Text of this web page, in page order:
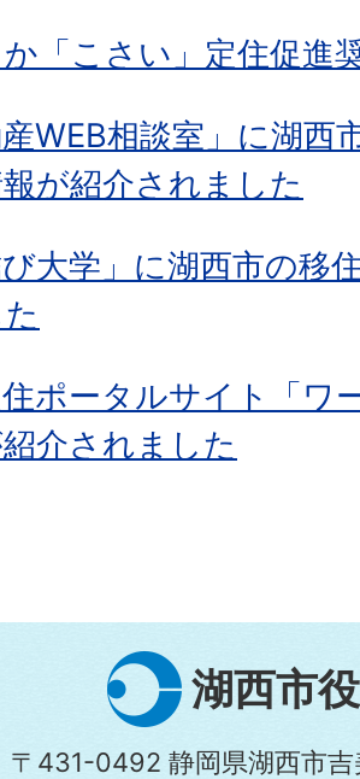
「こさい」定住促進
産WEB相談室」に湖西
が紹介されました
び大学」に湖西市の移
ポータルサイト「ワ
介されました
湖西市
〒431-0492 静岡県湖西市